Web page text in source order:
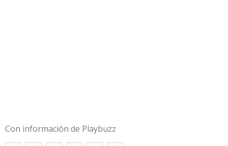
Con información de Playbuzz